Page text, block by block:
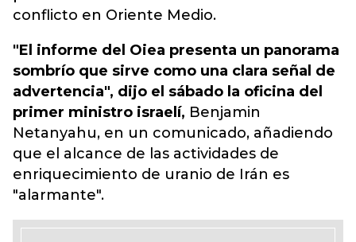
conflicto en Oriente Medio.
"El informe del Oiea presenta un panorama
sombrío que sirve como una clara señal de
advertencia", dijo el sábado la oficina del
primer ministro israelí, Benjamin
Netanyahu, en un comunicado, añadiendo
que el alcance de las actividades de
enriquecimiento de uranio de Irán es
"alarmante".